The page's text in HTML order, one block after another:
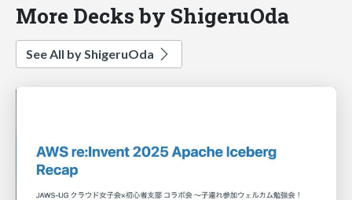
More Decks by ShigeruOda
See All by ShigeruOda